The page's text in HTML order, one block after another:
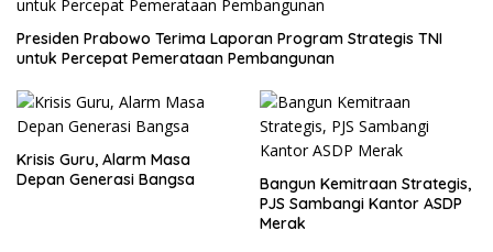
Presiden Prabowo Terima Laporan Program Strategis TNI
untuk Percepat Pemerataan Pembangunan
Krisis Guru, Alarm Masa
Depan Generasi Bangsa
Bangun Kemitraan Strategis,
PJS Sambangi Kantor ASDP
Merak